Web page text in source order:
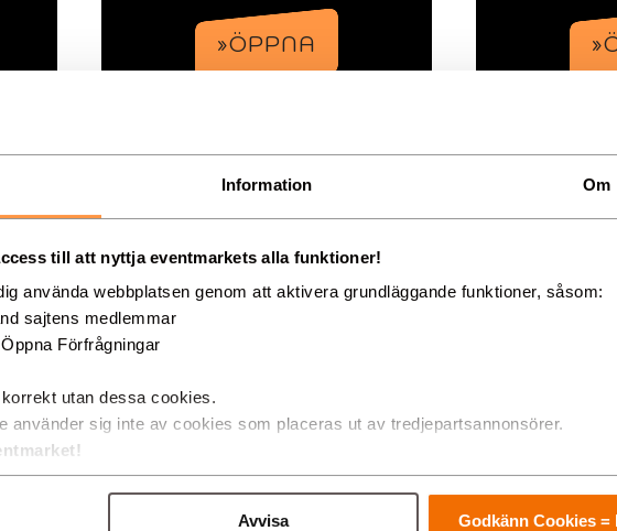
Information Om
till att nyttja eventmarkets alla funktioner!
använda webbplatsen genom att aktivera grundläggande funktioner, såsom:
sajtens medlemmar
Förfrågningar
utan dessa cookies.
använder sig inte av cookies som placeras ut av tredjepartsannonsörer.
Avvisa Godkänn Cookies =
»ÖPPNA
med
Dinnershow-koncept. Lägg er nästa
konferens eller event hos oss! Eller så
kommer vi till er!
Ivan &
Ivan & Lacki
underhållning,
mycket humor...